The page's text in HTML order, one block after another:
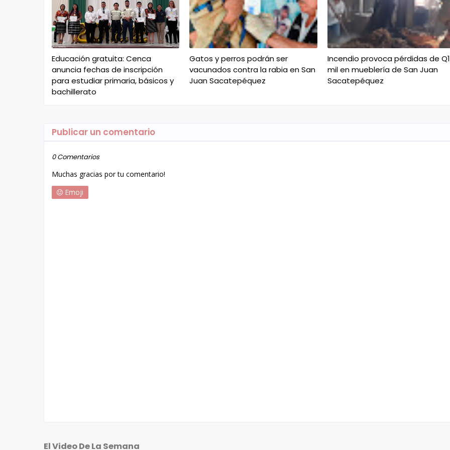
Educación gratuita: Cenca
anuncia fechas de inscripción
para estudiar primaria, básicos y
bachillerato
Gatos y perros podrán ser
vacunados contra la rabia en San
Juan Sacatepéquez
Incendio provoca pérdidas de
mil en mueblería de San Juan
Sacatepéquez
Publicar un comentario
0 Comentarios
Muchas gracias por tu comentario!
Emoji
El Video De La Semana